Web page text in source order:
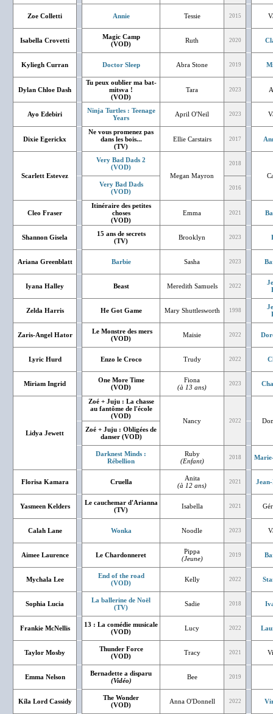
Zoe Colletti Annie Tessie 2015
Isabella Crovetti
Magic Camp
(VOD)
Ruth 2020
Kyliegh Curran Doctor Sleep Abra Stone 2019
Dylan Chloe Dash
Tu peux oublier ma bat-
mitsva !
(VOD)
Tara 2023
Ayo Edebiri
Ninja Turtles : Teenage
Years
April O'Neil 2023
Dixie Egerickx
Ne vous promenez pas
dans les bois...
(TV)
Ellie Carstairs 2017
Scarlett Estevez
Very Bad Dads 2
(VOD)
Megan Mayron
2018
Very Bad Dads
(VOD)
2016
Cleo Fraser
Itinéraire des petites
choses
(VOD)
Emma 2021
Shannon Gisela
15 ans de secrets
(TV)
Brooklyn 2023
Ariana Greenblatt Barbie Sasha 2023
Iyana Halley Beast Meredith Samuels 2022
Zelda Harris He Got Game Mary Shuttlesworth 1998
Zaris-Angel Hator
Le Monstre des mers
(VOD)
Maisie 2022
Lyric Hurd Enzo le Croco Trudy 2022
Miriam Ingrid
One More Time
(VOD)
Fiona
(à 13 ans)
2023
Lidya Jewett
Zoé + Juju : La chasse
au fantôme de l'école
(VOD)
Nancy 2022
Zoé + Juju : Obligées de
danser (VOD)
Darknest Minds :
Rébellion
Ruby
(Enfant)
2018
Florisa Kamara Cruella
Anita
(à 12 ans)
2021
Yasmeen Kelders
Le cauchemar d'Arianna
(TV)
Isabella 2021
Calah Lane Wonka Noodle 2023
Aimee Laurence Le Chardonneret
Pippa
(Jeune)
2019
Mychala Lee
End of the road
(VOD)
Kelly 2022
Sophia Lucia
La ballerine de Noël
(TV)
Sadie 2018
Frankie McNellis
13 : La comédie musicale
(VOD)
Lucy 2022
Taylor Mosby
Thunder Force
(VOD)
Tracy 2021
Emma Nelson
Bernadette a disparu
(Vidéo)
Bee 2019
Kíla Lord Cassidy
The Wonder
(VOD)
Anna O'Donnell 2022